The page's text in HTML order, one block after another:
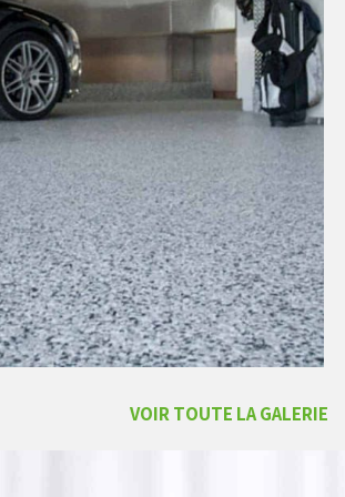
VOIR TOUTE LA GALERIE